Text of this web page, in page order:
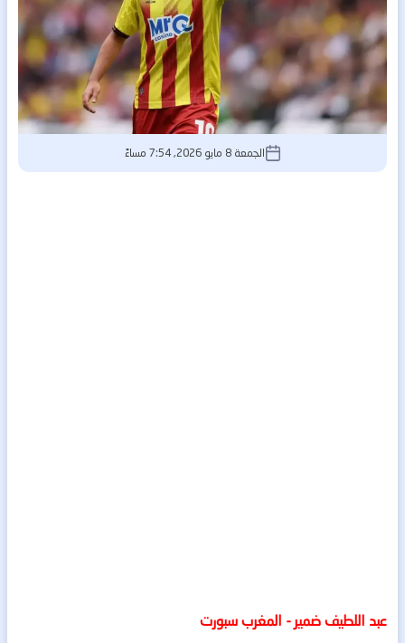
الجمعة 8 مايو 2026, 7:54 مساءً
عبد اللطيف ضمير - المغرب سبورت